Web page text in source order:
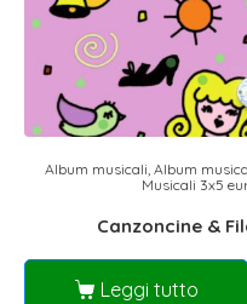
Album musicali, Album
Musicali 3x5
Canzoncine &
Leggi tutto